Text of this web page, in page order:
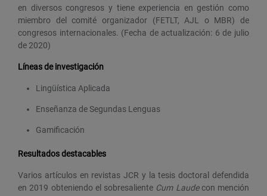
en diversos congresos y tiene experiencia en gestión como
miembro del comité organizador (FETLT, AJL o MBR) de
congresos internacionales. (Fecha de actualización: 6 de julio
de 2020)
Líneas de investigación
Lingüística Aplicada
Enseñanza de Segundas Lenguas
Gamificación
Resultados destacables
Varios artículos en revistas JCR y la tesis doctoral defendida
en 2019 obteniendo el sobresaliente Cum Laudecon mención